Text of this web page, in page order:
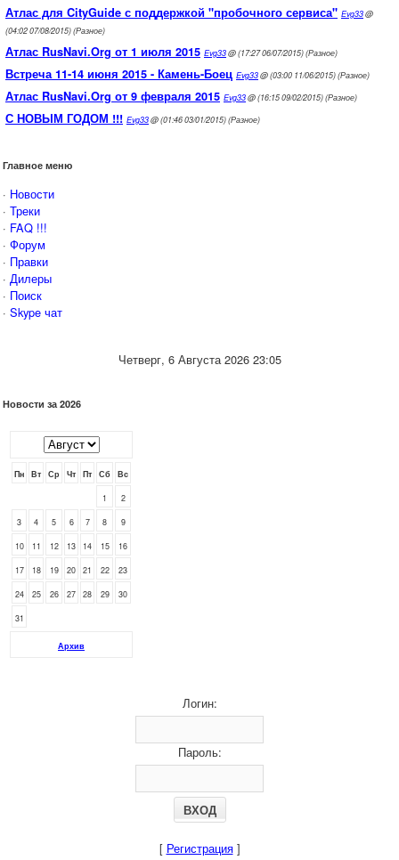
Атлас для CityGuide с поддержкой "пробочного сервиса" Evg33@
(04:02 07/08/2015) (Разное)
Атлас RusNavi.Org от 1 июля 2015 Evg33@ (17:27 06/07/2015) (Разное)
Встреча 11-14 июня 2015 - Камень-Боец Evg33@ (03:00 11/06/2015) (Разное)
Атлас RusNavi.Org от 9 февраля 2015 Evg33@ (16:15 09/02/2015) (Разное)
С НОВЫМ ГОДОМ !!! Evg33@ (01:46 03/01/2015) (Разное)
Главное меню
· Новости
· Треки
· FAQ !!!
· Форум
· Правки
· Дилеры
· Поиск
· Skype чат
Четверг, 6 Августа 2026 23:05
Новости за 2026
Пн Вт Ср Чт Пт Сб Вс
1 2
3 4 5 6 7 8 9
10 11 12 13 14 15 16
17 18 19 20 21 22 23
24 25 26 27 28 29 30
31
Архив
Логин:
Пароль:
[ Регистрация]